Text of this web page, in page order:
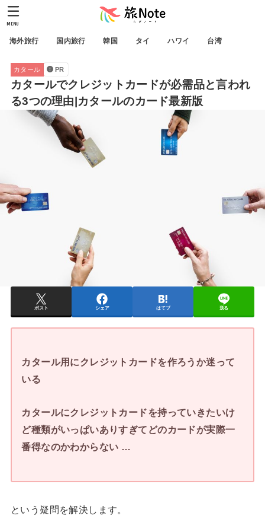
海外旅行 国内旅行 韓国 タイ ハワイ 台湾
MENU
カタール PR
カタールでクレジットカードが必需品と言われ
る3つの理由|カタールのカード最新版
ポスト シェア はてブ 送る
カタール用にクレジットカードを作ろうか迷って
いる
カタールにクレジットカードを持っていきたいけ
ど種類がいっぱいありすぎてどのカードが実際一
番得なのかわからない …
という疑問を解決します。